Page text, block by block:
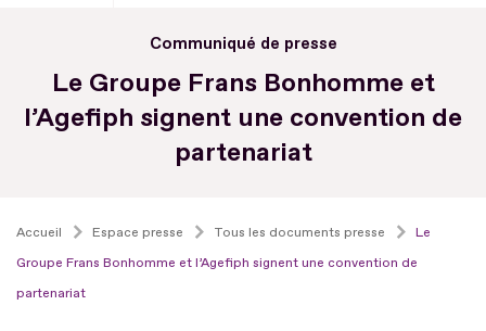
Communiqué de presse
Le Groupe Frans Bonhomme et
l’Agefiph signent une convention de
partenariat
Accueil Espace presse Tous les documents presse
Le
Groupe Frans Bonhomme et l’Agefiph signent une convention de
partenariat